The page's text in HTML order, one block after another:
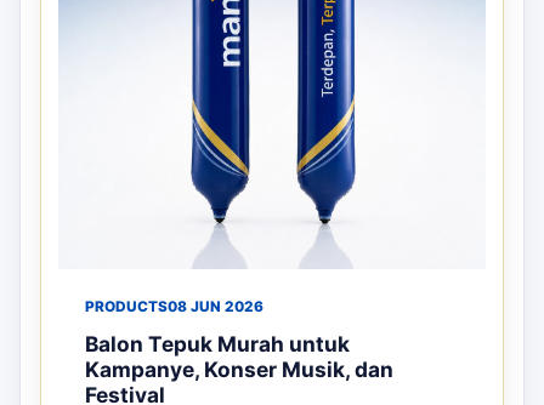
PRODUCTS08 JUN 2026
Balon Tepuk Murah untuk
Kampanye, Konser Musik, dan
Festival